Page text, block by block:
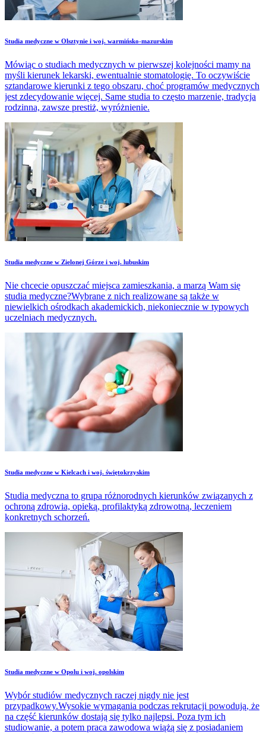
Studia medyczne w Olsztynie i woj. warmińsko-mazurskim
Mówiąc o studiach medycznych w pierwszej kolejności mamy na
myśli kierunek lekarski, ewentualnie stomatologię. To oczywiście
sztandarowe kierunki z tego obszaru, choć programów medycznych
jest zdecydowanie więcej. Same studia to często marzenie, tradycja
rodzinna, zawsze prestiż, wyróżnienie.
Studia medyczne w Zielonej Górze i woj. lubuskim
Nie chcecie opuszczać miejsca zamieszkania, a marzą Wam się
studia medyczne?Wybrane z nich realizowane są także w
niewielkich ośrodkach akademickich, niekoniecznie w typowych
uczelniach medycznych.
Studia medyczne w Kielcach i woj. świętokrzyskim
Studia medyczna to grupa różnorodnych kierunków związanych z
ochroną zdrowia, opieką, profilaktyką zdrowotną, leczeniem
konkretnych schorzeń.
Studia medyczne w Opolu i woj. opolskim
Wybór studiów medycznych raczej nigdy nie jest
przypadkowy.Wysokie wymagania podczas rekrutacji powodują, że
na część kierunków dostają się tylko najlepsi. Poza tym ich
studiowanie, a potem praca zawodowa wiążą się z posiadaniem